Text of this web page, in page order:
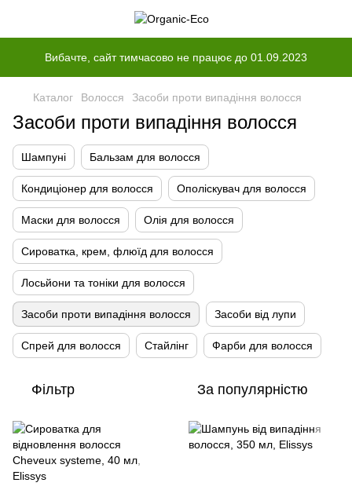
Вибачте, сайт тимчасово не працює до 01.09.2023
Каталог Волосся Засоби проти випадіння волосся
Засоби проти випадіння волосся
Шампуні Бальзам для волосся
Кондиціонер для волосся Ополіскувач для волосся
Маски для волосся Олія для волосся
Сироватка, крем, флюїд для волосся
Лосьйони та тоніки для волосся
Засоби проти випадіння волосся Засоби від лупи
Спрей для волосся Стайлінг Фарби для волосся
Фільтр За популярністю